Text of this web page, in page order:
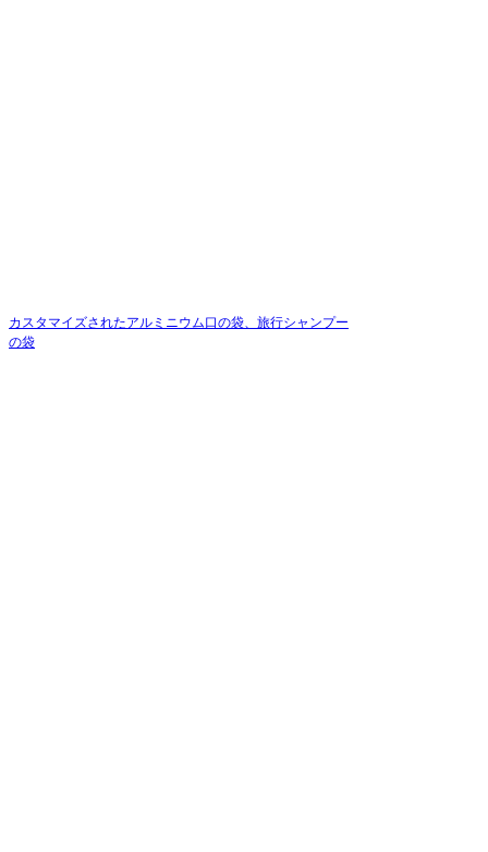
カスタマイズされたアルミニウム口の袋、旅行シャンプー
の袋